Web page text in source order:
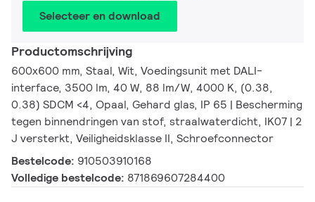
Selecteer en download
Productomschrijving
600x600 mm, Staal, Wit, Voedingsunit met DALI-
interface, 3500 lm, 40 W, 88 lm/W, 4000 K, (0.38,
0.38) SDCM <4, Opaal, Gehard glas, IP 65 | Bescherming
tegen binnendringen van stof, straalwaterdicht, IK07 | 2
J versterkt, Veiligheidsklasse II, Schroefconnector
Bestelcode: 910503910168
Volledige bestelcode: 871869607284400